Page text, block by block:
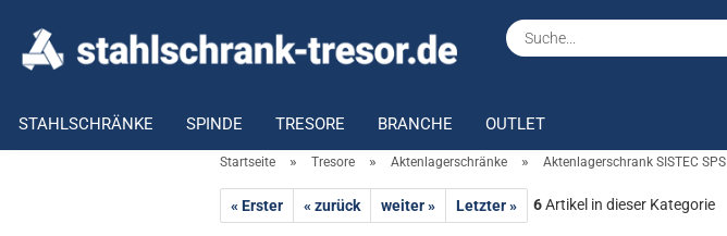
STAHLSCHRÄNKE SPINDE TRESORE BRANCHE OUTLET
Startseite » Tresore » Aktenlagerschränke » Aktenlagerschrank SISTEC SPS
« Erster « zurück weiter » Letzter » 6Artikel in dieser Kategorie